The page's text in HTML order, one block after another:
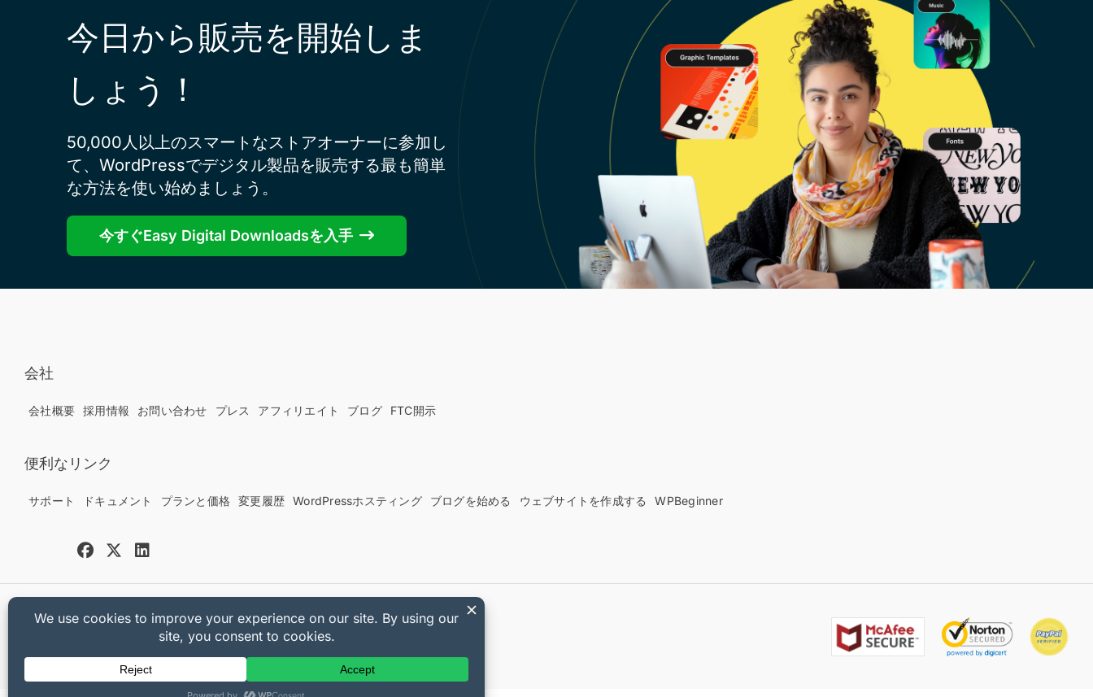
今日から販売を開始しま
しょう！
50,000人以上のスマートなストアオーナーに参加し
て、WordPressでデジタル製品を販売する最も簡単
な方法を使い始めましょう。
今すぐEasy Digital Downloadsを入手
会社
会社概要 採用情報 お問い合わせ プレス アフィリエイト ブログ FTC開示
便利なリンク
サポート ドキュメント プランと価格 変更履歴 WordPressホスティング ブログを始める ウェブサイトを作成する WPBeginner
利用規約 サイトマップ Easy Digital Downloads クーポン
[universally_switcher]